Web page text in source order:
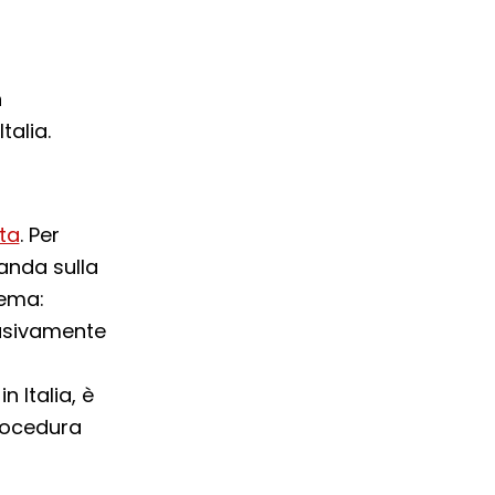
. Per
sulla
Italia, è